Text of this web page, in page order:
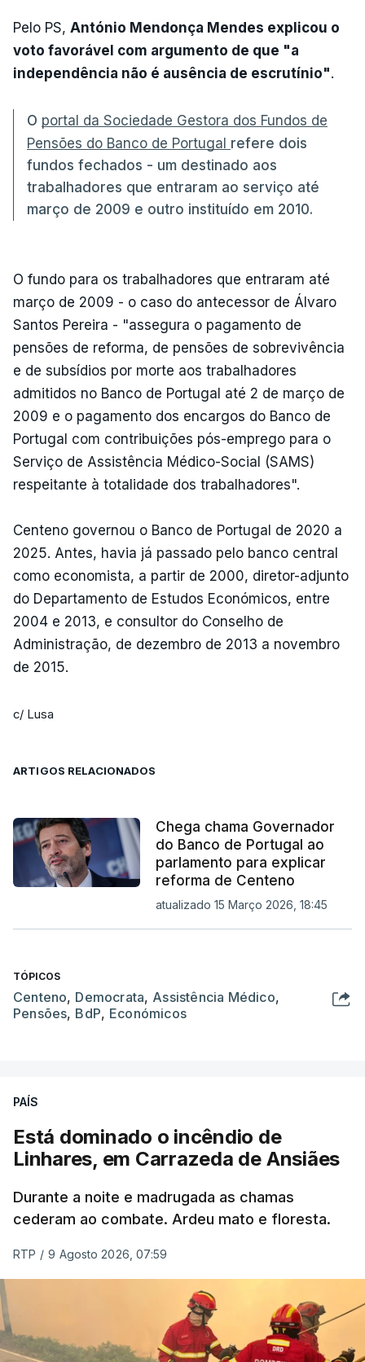
Pelo PS, António Mendonça Mendes explicou o
voto favorável com argumento de que "a
independência não é ausência de escrutínio".
O portal da Sociedade Gestora dos Fundos de
Pensões do Banco de Portugal refere dois
fundos fechados - um destinado aos
trabalhadores que entraram ao serviço até
março de 2009 e outro instituído em 2010.
O fundo para os trabalhadores que entraram até
março de 2009 - o caso do antecessor de Álvaro
Santos Pereira - "assegura o pagamento de
pensões de reforma, de pensões de sobrevivência
e de subsídios por morte aos trabalhadores
admitidos no Banco de Portugal até 2 de março de
2009 e o pagamento dos encargos do Banco de
Portugal com contribuições pós-emprego para o
Serviço de Assistência Médico-Social (SAMS)
respeitante à totalidade dos trabalhadores".
Centeno governou o Banco de Portugal de 2020 a
2025. Antes, havia já passado pelo banco central
como economista, a partir de 2000, diretor-adjunto
do Departamento de Estudos Económicos, entre
2004 e 2013, e consultor do Conselho de
Administração, de dezembro de 2013 a novembro
de 2015.
c/ Lusa
ARTIGOS RELACIONADOS
Chega chama Governador
do Banco de Portugal ao
parlamento para explicar
reforma de Centeno
atualizado 15 Março 2026, 18:45
TÓPICOS
Centeno, Democrata, Assistência Médico,
Pensões, BdP, Económicos
PAÍS
Está dominado o incêndio de
Linhares, em Carrazeda de Ansiães
Durante a noite e madrugada as chamas
cederam ao combate. Ardeu mato e floresta.
RTP / 9 Agosto 2026, 07:59